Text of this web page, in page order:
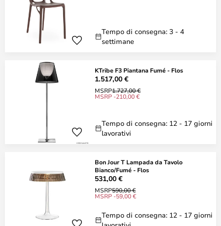
Tempo di consegna: 3 - 4
settimane
KTribe F3 Piantana Fumé - Flos
1.517,00 €
MSRP1.727,00 €
MSRP -210,00 €
Tempo di consegna: 12 - 17 giorni
lavorativi
Bon Jour T Lampada da Tavolo
Bianco/Fumé - Flos
531,00 €
MSRP590,00 €
MSRP -59,00 €
Tempo di consegna: 12 - 17 giorni